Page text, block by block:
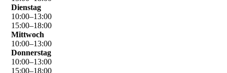
Dienstag
10:00–13:00
15:00–18:00
Mittwoch
10:00–13:00
Donnerstag
10:00–13:00
15:00–18:00